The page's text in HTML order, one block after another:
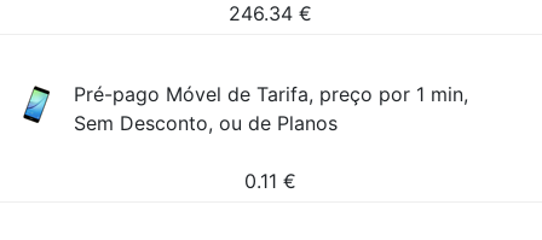
246.34 €
Pré-pago Móvel de Tarifa, preço por 1 min,
Sem Desconto, ou de Planos
0.11 €